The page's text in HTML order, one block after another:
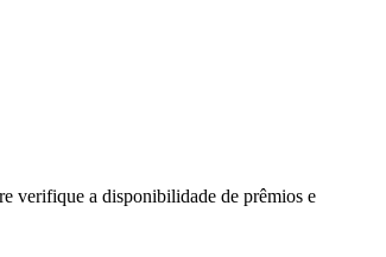
verifique a disponibilidade de prêmios e